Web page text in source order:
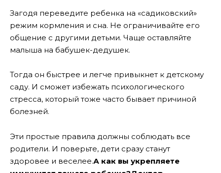
Загодя переведите ребенка на «садиковский»
режим кормления и сна. Не ограничивайте его
общение с другими детьми. Чаще оставляйте
малыша на бабушек-дедушек.
Тогда он быстрее и легче привыкнет к детскому
саду. И сможет избежать психологического
стресса, который тоже часто бывает причиной
болезней.
Эти простые правила должны соблюдать все
родители. И поверьте, дети сразу станут
здоровее и веселее.А как вы укрепляете